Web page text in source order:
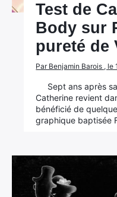
Test de
Body sur
pureté de
Par Benjamin Barois , le
Sept ans après
Catherine revient
bénéficié de
graphique baptisée